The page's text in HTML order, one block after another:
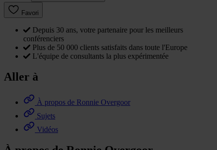
Favori
Depuis 30 ans, votre partenaire pour les meilleurs
conférenciers
Plus de 50 000 clients satisfaits dans toute l'Europe
L'équipe de consultants la plus expérimentée
Aller à
À propos de Ronnie Overgoor
Sujets
Vidéos